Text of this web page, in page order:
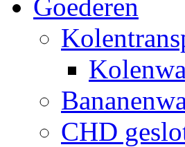
Goederen
CHD